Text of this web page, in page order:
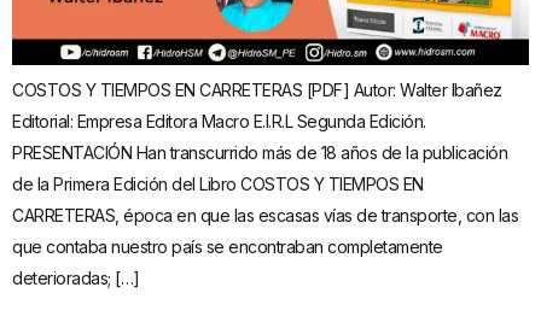
COSTOS Y TIEMPOS EN CARRETERAS [PDF] Autor: Walter Ibañez
Editorial: Empresa Editora Macro E.I.R.L Segunda Edición.
PRESENTACIÓN Han transcurrido más de 18 años de la publicación
de la Primera Edición del Libro COSTOS Y TIEMPOS EN
CARRETERAS, época en que las escasas vías de transporte, con las
que contaba nuestro país se encontraban completamente
deterioradas; […]